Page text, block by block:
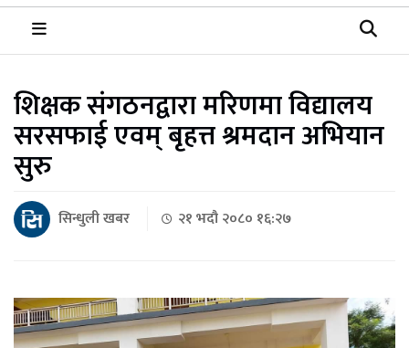
शिक्षक संगठनद्वारा मरिणमा विद्यालय
सरसफाई एवम् बृहत्त श्रमदान अभियान
सुरु
सिन्धुली खबर २१ भदौ २०८० १६:२७